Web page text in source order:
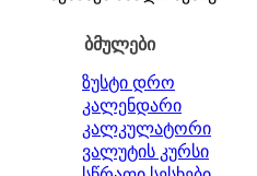
ბმულები
ზუსტი დრო
კალენდარი
კალკულატორი
ვალუტის კურსი